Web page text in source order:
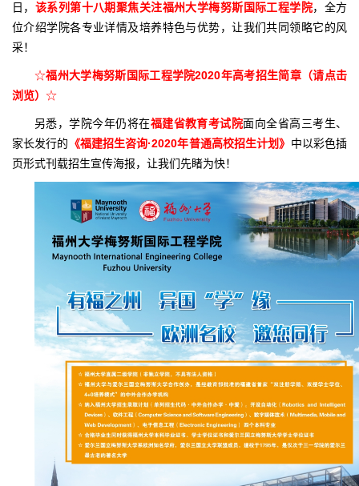
日， 该系列第十八期聚焦关注福州大学梅努斯国际工程学院， 全方
位介绍学院各专业详情及培养特色与优势，让我们共同领略它的风
采！
☆福州大学梅努斯国际工程学院2020年高考招生简章（请点击
浏览） ☆
另悉，学院今年仍将在福建省教育考试院面向全省高三考生、
家长发行的 《福建招生咨询·2020年普通高校招生计划》 中以彩色插
页形式刊载招生宣传海报，让我们先睹为快！